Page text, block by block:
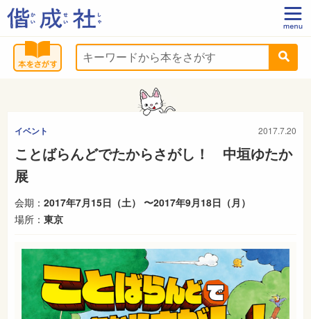
イベント 2017.7.20
ことばらんどでたからさがし！ 中垣ゆたか
展
会期： 2017年7月15日（土） 〜2017年9月18日（月）
場所： 東京